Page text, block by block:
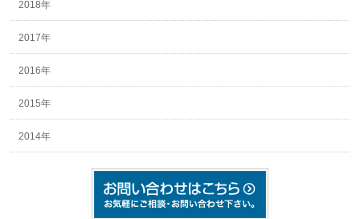
2018年
2017年
2016年
2015年
2014年